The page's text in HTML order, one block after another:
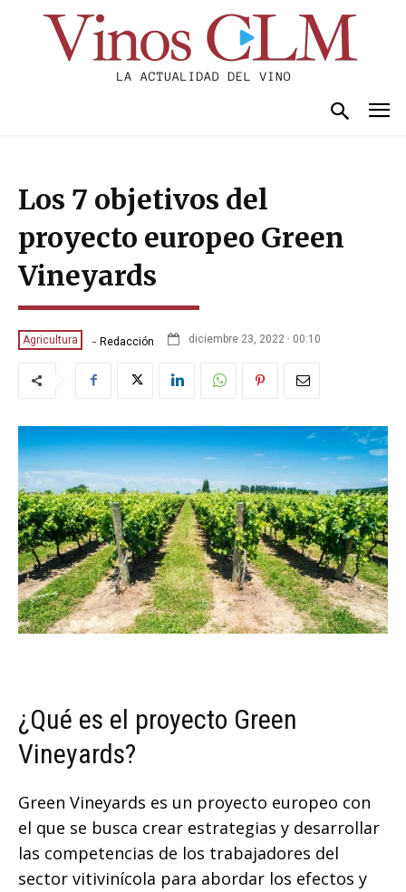
Los 7 objetivos del
proyecto europeo Green
Vineyards
Agricultura - Redacción diciembre 23, 2022 · 00:10
¿Qué es el proyecto Green
Vineyards?
Green Vineyards es un proyecto europeo con
el que se busca crear estrategias y desarrollar
las competencias de los trabajadores del
sector vitivinícola para abordar los efectos y